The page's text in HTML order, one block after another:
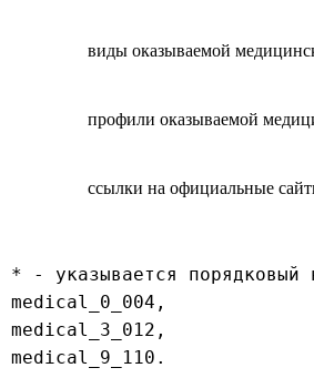
виды оказываемой
профили оказываемой
ссылки на официальные
* - указывается
medical_0_004,
medical_3_012,
medical_9_110.